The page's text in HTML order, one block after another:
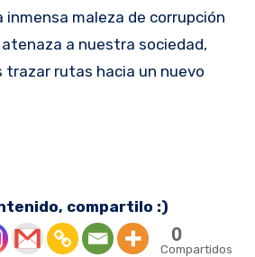
inmensa maleza de corrupción
a nuestra sociedad,
trazar rutas hacia un nuevo
compartilo :)
0
Compartidos